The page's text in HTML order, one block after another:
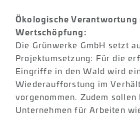
Ökologische Verantwortung
Wertschöpfung:
Die Grünwerke GmbH setzt
Projektumsetzung: Für die
Eingriffe in den Wald wird
Wiederaufforstung im
vorgenommen. Zudem sollen
Unternehmen für Arbeiten